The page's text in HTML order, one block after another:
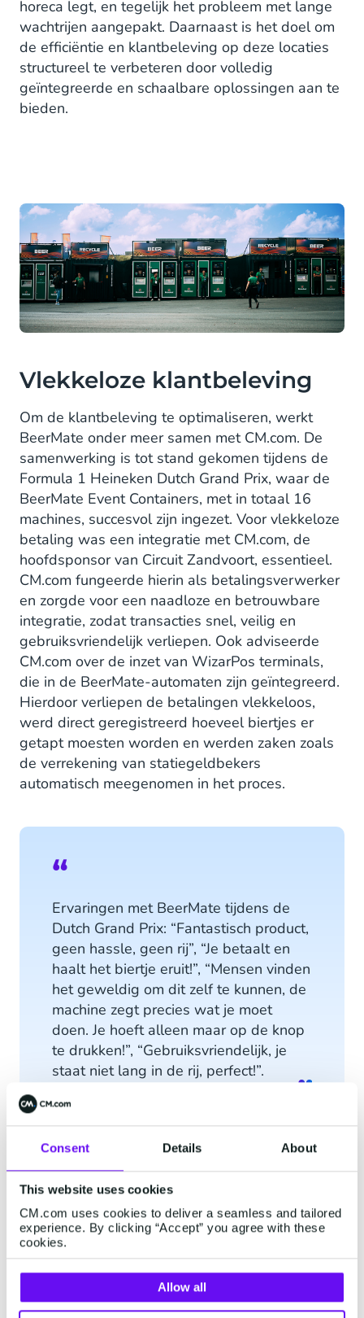
Consent Details About
This website uses cookies
CM.com uses cookies to deliver a seamless and tailored
experience. By clicking “Accept” you agree with these
cookies.
Allow all
horeca legt, en tegelijk het probleem met lange
wachtrijen aangepakt. Daarnaast is het doel om
de efficiëntie en klantbeleving op deze locaties
structureel te verbeteren door volledig
geïntegreerde en schaalbare oplossingen aan te
bieden.
Vlekkeloze klantbeleving
Om de klantbeleving te optimaliseren, werkt
BeerMate onder meer samen met CM.com. De
samenwerking is tot stand gekomen tijdens de
Formula 1 Heineken Dutch Grand Prix, waar de
BeerMate Event Containers, met in totaal 16
machines, succesvol zijn ingezet. Voor vlekkeloze
betaling was een integratie met CM.com, de
hoofdsponsor van Circuit Zandvoort, essentieel.
CM.com fungeerde hierin als betalingsverwerker
en zorgde voor een naadloze en betrouwbare
integratie, zodat transacties snel, veilig en
gebruiksvriendelijk verliepen. Ook adviseerde
CM.com over de inzet van WizarPos terminals,
die in de BeerMate-automaten zijn geïntegreerd.
Hierdoor verliepen de betalingen vlekkeloos,
werd direct geregistreerd hoeveel biertjes er
getapt moesten worden en werden zaken zoals
de verrekening van statiegeldbekers
automatisch meegenomen in het proces.
Ervaringen met BeerMate tijdens de
Dutch Grand Prix: “Fantastisch product,
geen hassle, geen rij”, “Je betaalt en
haalt het biertje eruit!”, “Mensen vinden
het geweldig om dit zelf te kunnen, de
machine zegt precies wat je moet
doen. Je hoeft alleen maar op de knop
te drukken!”, “Gebruiksvriendelijk, je
staat niet lang in de rij, perfect!”.